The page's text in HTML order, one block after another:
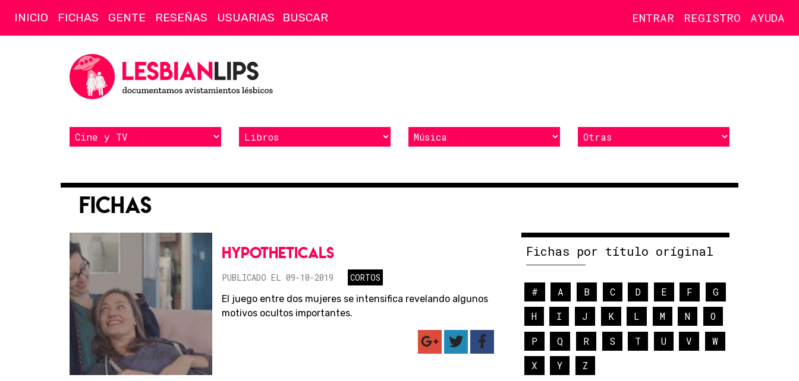
INICIO FICHAS GENTE RESEÑAS USUARIAS ENTRAR REGISTRO AYUDA
Fichas
HYPOTHETICALS
PUBLICADO EL 09-10-2019
CORTOS
El juego entre dos mujeres se intensifica revelando algunos
motivos ocultos importantes.
Fichas por título oríginal
# A B C D E F
G
H
I J K L M N
O
P
Q R S T U V
W
X
Y Z